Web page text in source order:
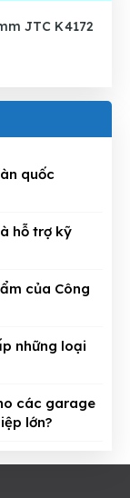
JTC K4172
quốc
hỗ trợ kỹ
của Công
những loại
các garage
lớn?